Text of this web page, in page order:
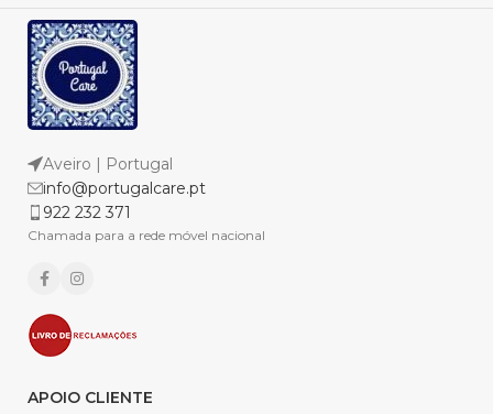
Aveiro | Portugal
info@portugalcare.pt
922 232 371
Chamada para a rede móvel nacional
APOIO CLIENTE